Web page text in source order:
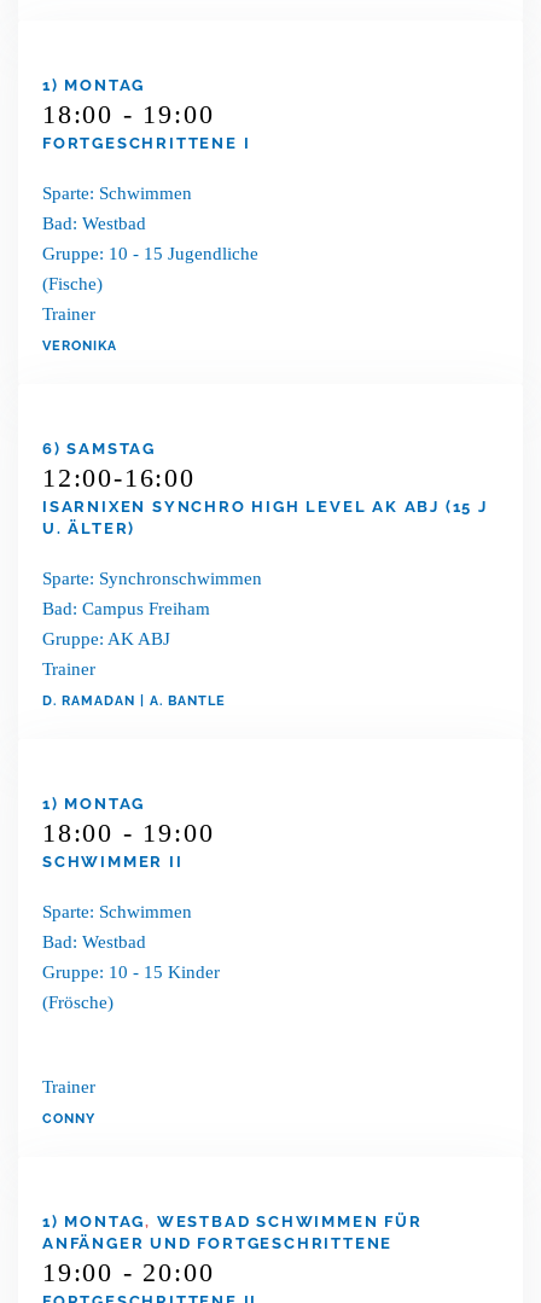
1) MONTAG
18:00 - 19:00
FORTGESCHRITTENE I
Sparte: Schwimmen
Bad: Westbad
Gruppe: 10 - 15 Jugendliche
(Fische)
Trainer
VERONIKA
6) SAMSTAG
12:00-16:00
ISARNIXEN SYNCHRO HIGH LEVEL AK ABJ (15 J
U. ÄLTER)
Sparte: Synchronschwimmen
Bad: Campus Freiham
Gruppe: AK ABJ
Trainer
D. RAMADAN | A. BANTLE
1) MONTAG
18:00 - 19:00
SCHWIMMER II
Sparte: Schwimmen
Bad: Westbad
Gruppe: 10 - 15 Kinder
(Frösche)
Trainer
CONNY
1) MONTAG, WESTBAD SCHWIMMEN FÜR
ANFÄNGER UND FORTGESCHRITTENE
19:00 - 20:00